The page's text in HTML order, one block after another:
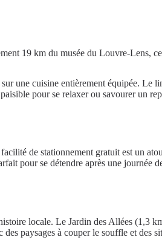
19 km du musée du Louvre-Lens,
une cuisine entièrement équipée. Le
pour se relaxer ou savourer un
de stationnement gratuit est un
pour se détendre après une journée
locale. Le Jardin des Allées (1,3
paysages à couper le souffle et des